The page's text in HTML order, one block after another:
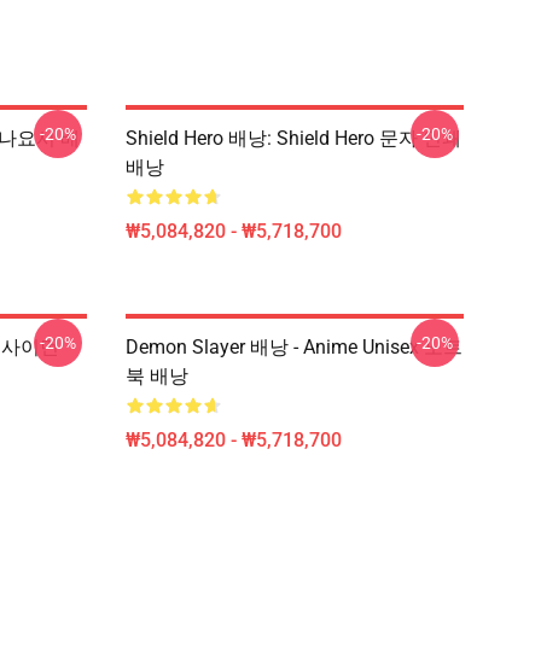
요시 배
-20%
Shield Hero 배낭: Shield Hero 문자 인쇄
배낭
₩5,084,820 - ₩5,718,700
-20%
이먼-20%
Demon Slayer 배낭 - Anime Unisex 노트
북 배낭
₩5,084,820 - ₩5,718,700
-20%